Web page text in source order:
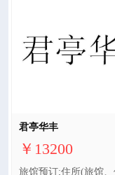
君亭华丰
￥13200